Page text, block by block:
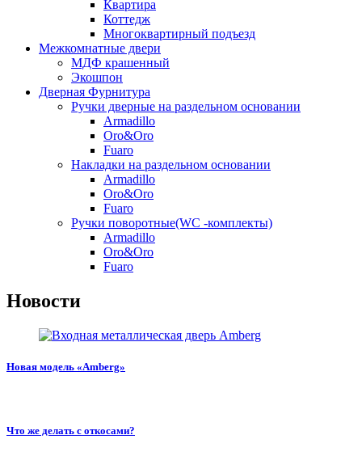
Квартира
Коттедж
Многоквартирный подъезд
Межкомнатные двери
МДФ крашенный
Экошпон
Дверная Фурнитура
Ручки дверные на раздельном основании
Armadillo
Oro&Oro
Fuaro
Накладки на раздельном основании
Armadillo
Oro&Oro
Fuaro
Ручки поворотные(WC -комплекты)
Armadillo
Oro&Oro
Fuaro
Новости
Новая модель «Amberg»
Что же делать с откосами?